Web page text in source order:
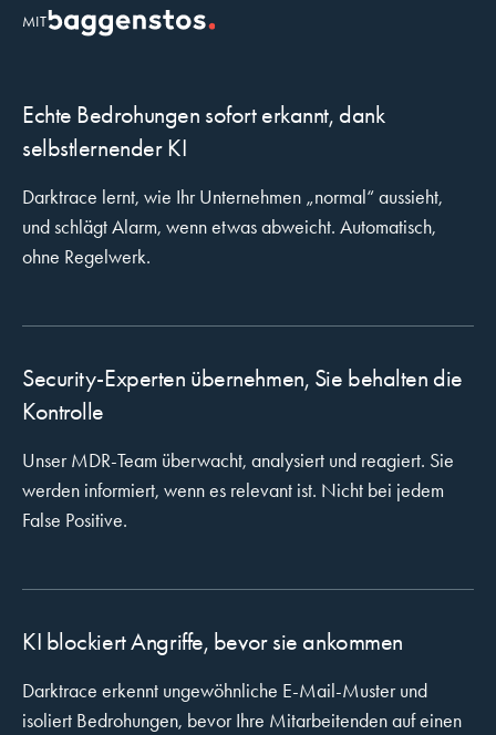
MIT
Echte Bedrohungen sofort erkannt, dank
selbstlernender KI
Darktrace lernt, wie Ihr Unternehmen „normal“ aussieht,
und schlägt Alarm, wenn etwas abweicht. Automatisch,
ohne Regelwerk.
Security-Experten übernehmen, Sie behalten die
Kontrolle
Unser MDR-Team überwacht, analysiert und reagiert. Sie
werden informiert, wenn es relevant ist. Nicht bei jedem
False Positive.
KI blockiert Angriffe, bevor sie ankommen
Darktrace erkennt ungewöhnliche E-Mail-Muster und
isoliert Bedrohungen, bevor Ihre Mitarbeitenden auf einen